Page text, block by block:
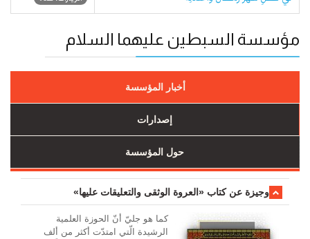
مؤسسة السبطين عليهما السلام
أخبار المؤسسة
إصدارات
حول المؤسسة
وجیزة عن کتاب «العروة الوثقی والتعلیقات علیها»
کما هو جليّ أنّ الحوزة العلمیة
الرشیدة الّتي امتدّت أكثر من ألف